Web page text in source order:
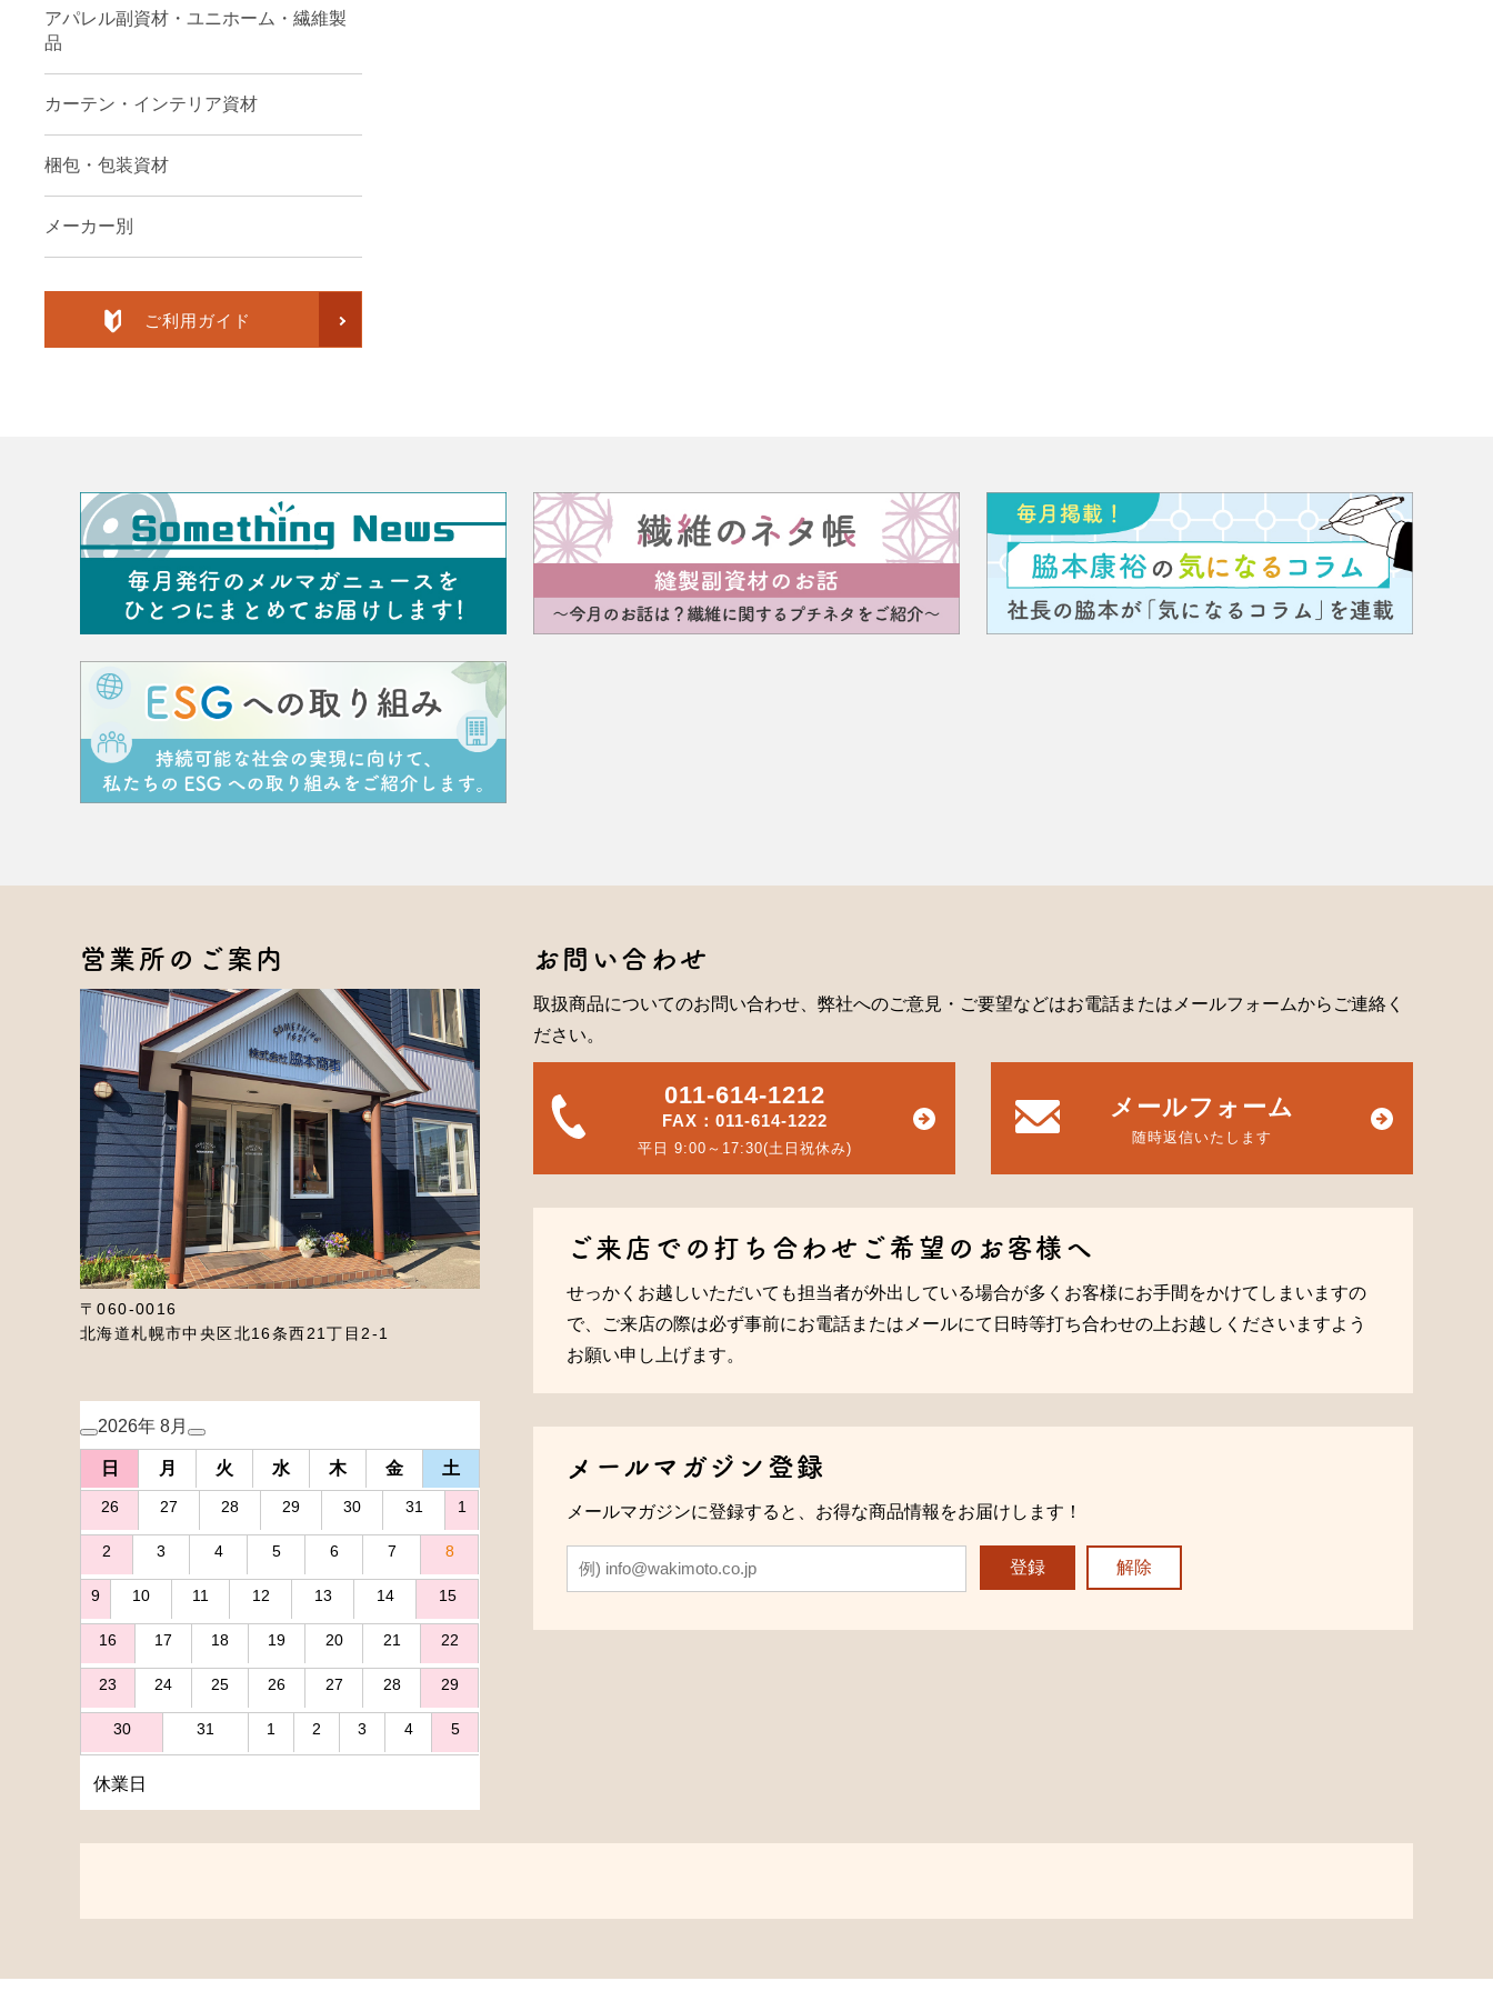
アパレル副資材・ユニホーム・繊維製
品
カーテン・インテリア資材
梱包・包装資材
メーカー別
ご利用ガイド
営業所のご案内
〒060-0016
北海道札幌市中央区北16条西21丁目2-1
2026年 8月
日 月 火 水 木 金 土
26 27 28 29 30 31 1
2 3 4 5 6 7 8
9 10 11 12 13 14 15
16 17 18 19 20 21 22
23 24 25 26 27 28 29
30 31 1 2 3 4 5
休業日
お問い合わせ
取扱商品についてのお問い合わせ、弊社へのご意見・ご要望などはお電話またはメールフォームからご連絡く
ださい。
011-614-1212
FAX：011-614-1222
平日 9:00～17:30(土日祝休み)
メールフォーム
随時返信いたします
ご来店での打ち合わせご希望のお客様へ
せっかくお越しいただいても担当者が外出している場合が多くお客様にお手間をかけてしまいますの
で、ご来店の際は必ず事前にお電話またはメールにて日時等打ち合わせの上お越しくださいますよう
お願い申し上げます。
メールマガジン登録
メールマガジンに登録すると、お得な商品情報をお届けします！
登録 解除